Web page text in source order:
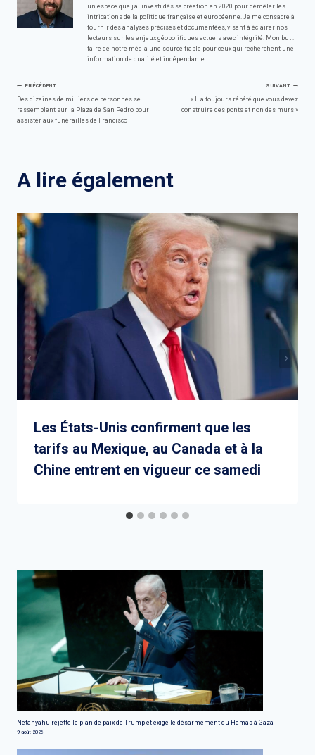
un espace que j'ai investi dès sa création en 2020 pour démêler les
intrications de la politique française et européenne. Je me consacre à
fournir des analyses précises et documentées, visant à éclairer nos
lecteurs sur les enjeux géopolitiques actuels avec intégrité. Mon but :
faire de notre média une source fiable pour ceux qui recherchent une
information de qualité et indépendante.
Navigation
de
PRÉCÉDENT
Des dizaines de milliers de personnes se
rassemblent sur la Plaza de San Pedro pour
assister aux funérailles de Francisco
SUIVANT
« Il a toujours répété que vous devez
construire des ponts et non des murs »
A lire également
Les États-Unis confirment que les
tarifs au Mexique, au Canada et à la
Chine entrent en vigueur ce samedi
Netanyahu rejette le plan de paix de Trump et exige le désarmement du Hamas à Gaza
9 août 2026